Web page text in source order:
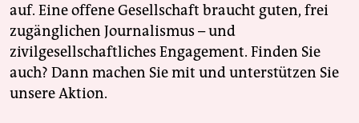
auf. Eine offene Gesellschaft braucht guten, frei
zugänglichen Journalismus – und
zivilgesellschaftliches Engagement. Finden Sie
auch? Dann machen Sie mit und unterstützen Sie
unsere Aktion.